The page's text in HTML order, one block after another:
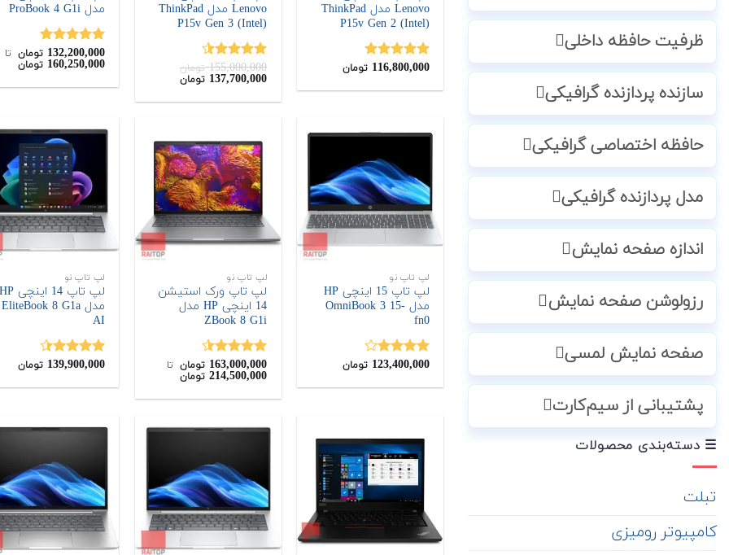
ظرفیت حافظه داخلی
سازنده پردازنده گرافیکی
حافظه اختصاصی گرافیکی
مدل پردازنده گرافیکی
اندازه صفحه نمایش
رزولوشن صفحه نمایش
صفحه نمایش لمسی
پشتیبانی از سیم‌کارت
☰ دسته‌بندی محصولات
تبلت
کامپیوتر رومیزی
Lenovo مدل ThinkPad
P15v Gen 2 (Intel)
نمره5.00
116,800,000 تومان
Lenovo مدل ThinkPad
P15v Gen 3 (Intel)
نمره4.50
از 5
155,000,000 تومان
قیمت
اصلی:
155,000,000
137,700,000 تومانقیمت
فعلی:
137,700,000
مدل ProBook 4 G1i
نمره5.00
از 5
132,200,000 تومان ‌ تا ‌
160,250,000 تومان
لپ تاپ نو
لپ تاپ 15 اینچی HP
مدل OmniBook 3 15-
fn0
نمره
123,400,000 تومان
لپ تاپ نو
لپ تاپ ورک استیشن
14 اینچی HP مدل
ZBook 8 G1i
نمره4.50
از 5
163,000,000 تومان‌ تا ‌
214,500,000 تومان
لپ تاپ نو
لپ تاپ 14 اینچی HP
مدل EliteBook 8 G1a
AI
نمره4.40
139,900,000 تومان